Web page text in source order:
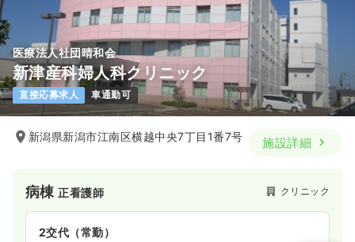
医療法人社団晴和会
新津産科婦人科クリニック
直接応募求人 車通勤可
新潟県新潟市江南区横越中央7丁目1番7号 施設詳細
病棟正看護師 クリニック
2交代（常勤）